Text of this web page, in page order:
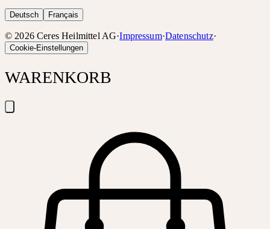
Deutsch Français
©2026 Ceres Heilmittel AG·Impressum·Datenschutz·
Cookie-Einstellungen
WARENKORB